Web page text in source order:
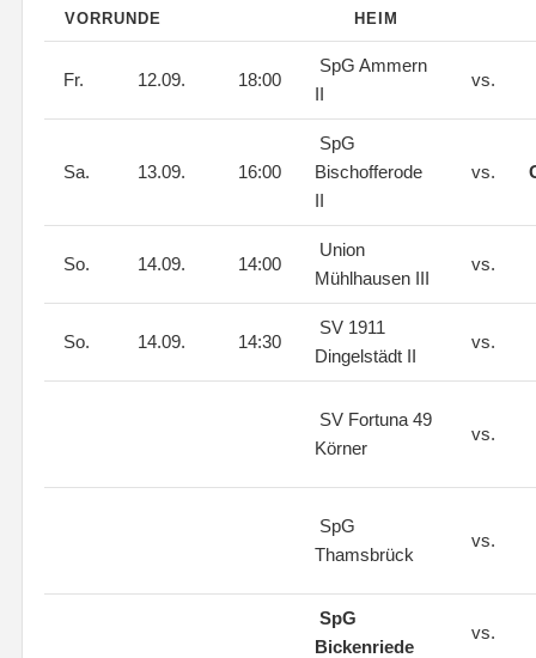
VORRUNDE HEIM
Fr. 12.09. 18:00
SpG Ammern
II
vs.
Sa. 13.09. 16:00
SpG
Bischofferode
II
vs.
So. 14.09. 14:00
Union
Mühlhausen III
vs.
So. 14.09. 14:30
SV 1911
Dingelstädt II
vs.
SV Fortuna 49
Körner
vs.
SpG
Thamsbrück
vs.
SpG
Bickenriede
vs.